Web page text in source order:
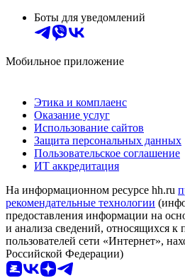
Боты для уведомлений
Мобильное приложение
Этика и комплаенс
Оказание услуг
Использование сайтов
Защита персональных данных
Пользовательское соглашение
ИТ аккредитация
На информационном ресурсе hh.ru
рекомендательные технологии
предоставления информации на
и анализа сведений, относящихся к
пользователей сети «Интернет»,
Российской Федерации)